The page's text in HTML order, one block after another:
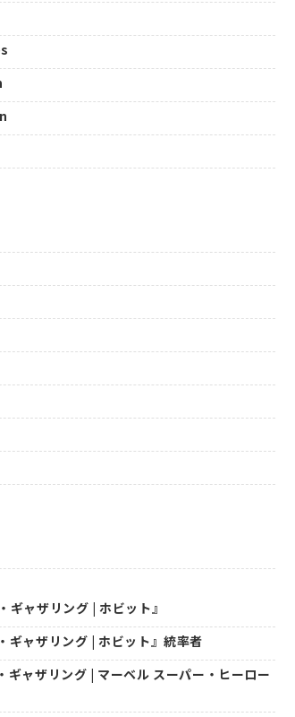
ギャザリング | ホビット』
ギャザリング | ホビット』統率者
ギャザリング | マーベル スーパー・ヒーロー